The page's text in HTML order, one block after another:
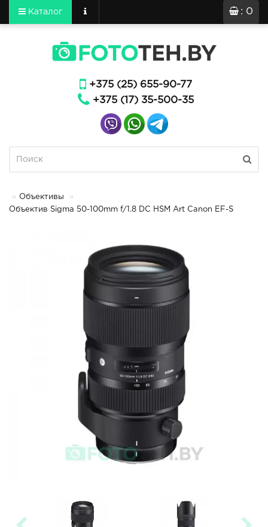
: 0
Каталог
+375 (25) 655-90-77
+375 (17) 35-500-35
Объективы
Объектив Sigma 50-100mm f/1.8 DC HSM Art Canon EF-S